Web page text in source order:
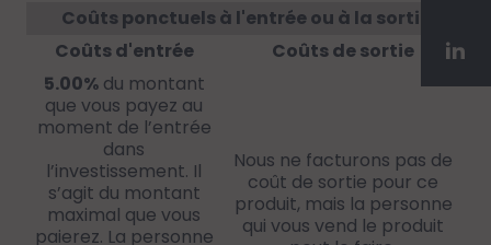
Coûts ponctuels à l'entrée ou à la sortie
Coûts d'entrée
Coûts de sortie
5.00%du montant
que vous payez au
moment de l’entrée
dans
l’investissement. Il
s’agit du montant
maximal que vous
paierez. La personne
Nous ne facturons pas de
coût de sortie pour ce
produit, mais la personne
qui vous vend le produit